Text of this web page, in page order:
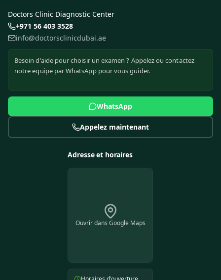
Doctors Clinic Diagnostic Center
+971 56 403 3528
info@doctorsclinicdubai.ae
Besoin d'aide pour choisir un examen ? Appelez ou contactez
notre equipe par WhatsApp pour vous guider.
WhatsApp
Appelez maintenant
Adresse et horaires
Ouvrir dans Google Maps